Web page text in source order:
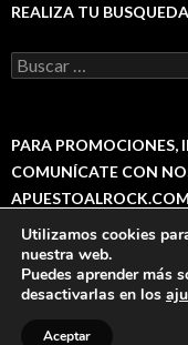
REALIZA TU BUSQUEDA
B
u
a
:
PARA PROMOCIONES,
COMUNÍCATE CON
Política de Privacidad
Utilizamos cookies
nuestra web.
Puedes aprender más
desactivarlas en los
Aceptar